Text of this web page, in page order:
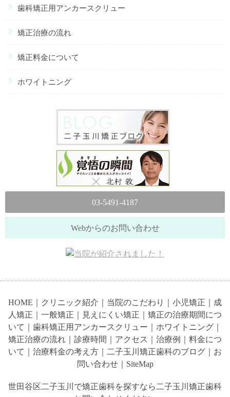
歯科矯正用アンカースクリュー
矯正治療の流れ
矯正料金について
ホワイトニング
03-5491-4187
Webからのお問い合わせ
HOME クリニック紹介 当院のこだわり 小児矯正
成
人矯正
一般矯正 見えにくい矯正
矯正の治療期間につ
いて
歯科矯正用アンカースクリュー ホワイトニング
矯正治療の流れ
診療時間 アクセス 治療例
料金につ
いて
治療料金の考え方 二子玉川矯正歯科のブログ
お
問い合わせ｜ SiteMap
世田谷区二子玉川で矯正歯科を探すなら二子玉川矯正歯科